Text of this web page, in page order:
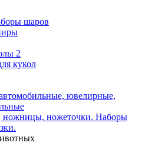
шаров
2
кукол
ювелирные,
ножеточки. Наборы